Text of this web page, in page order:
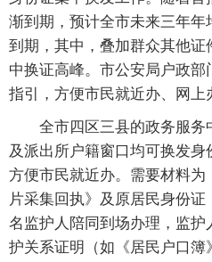
渐到期，预计全市未来三年
到期，其中，叠加群众其他
中换证高峰。市公安局户政
指引，方便市民就近办、网上
全市四区三县的政务服务
及派出所户籍窗口均可换发
方便市民就近办。需要材料为
片采集回执》及原居民身份
名监护人陪同到场办理，监
护关系证明（如《居民户口簿